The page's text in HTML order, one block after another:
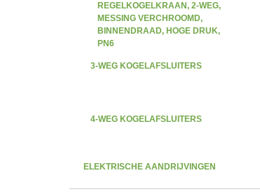
REGELKOGELKRAAN, 2-WEG,
MESSING VERCHROOMD,
BINNENDRAAD, HOGE DRUK,
PN6
3-WEG KOGELAFSLUITERS
4-WEG KOGELAFSLUITERS
ELEKTRISCHE AANDRIJVINGEN